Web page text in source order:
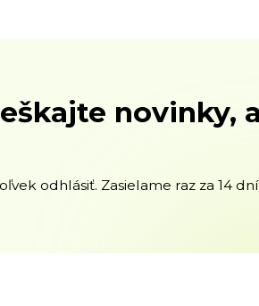
novinky,
odhlásiť. Zasielame raz za 14